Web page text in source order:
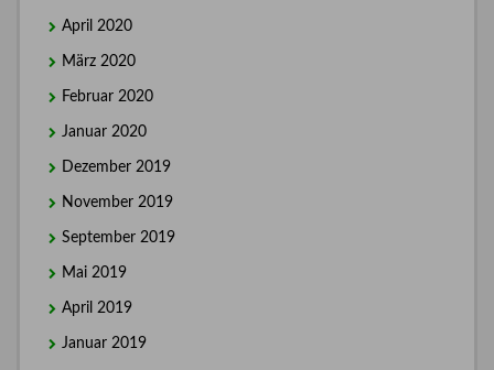
April 2020
März 2020
Februar 2020
Januar 2020
Dezember 2019
November 2019
September 2019
Mai 2019
April 2019
Januar 2019